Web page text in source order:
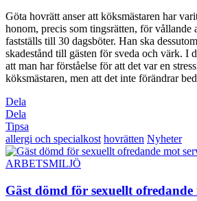
Göta hovrätt anser att köksmästaren har
honom, precis som tingsrätten, för vållande
fastställs till 30 dagsböter. Han ska
skadestånd till gästen för sveda och värk. I
att man har förståelse för att det var en
köksmästaren, men att det inte förändrar
Dela
Dela
Tipsa
allergi och specialkost hovrätten Nyheter
ARBETSMILJÖ
Gäst dömd för sexuellt